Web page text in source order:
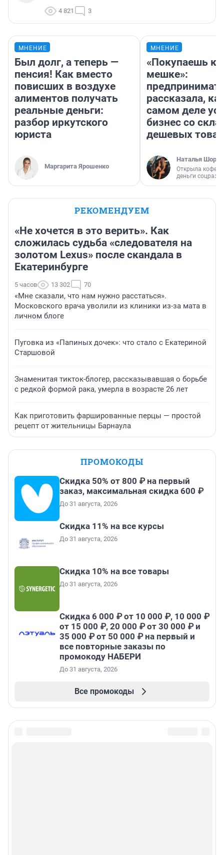
4 821 3
МНЕНИЕ
Был долг, а теперь —
пенсия! Как вместо
повисших в воздухе
алиментов получать
реальные деньги:
разбор иркутского
юриста
Маргарита Ярошенко
МНЕНИЕ
«Покупаешь
мешке»:
рассказала,
самом деле
бизнес со
дешевых
Наталья
Открыла
деньги
РЕКОМЕНДУЕМ
«Не хочется в это верить». Как
сложилась судьба «следователя на
золотом Lexus» после скандала в
Екатеринбурге
5 часов 13 302 70
«Мне сказали, что нам нужно расстаться».
Московского врача уволили из клиники из-за мата в
личном блоге
Пуговка из «Папиных дочек»: что стало с Екатериной
Старшовой
Знаменитая тикток-блогер, рассказывавшая о борьбе
с редкой формой рака, умерла в возрасте 26 лет
Как приготовить фаршированные перцы — простой
рецепт от жительницы Барнаула
ПРОМОКОДЫ
Скидка 50% от 800 ₽ на первый
заказ, максимальная скидка 600 ₽
До 31 августа, 2026
Скидка 11% на все курсы
До 31 августа, 2026
Скидка 10% на все товары
До 31 августа, 2026
Скидка 6 000 ₽ от 10 000 ₽, 10 000 ₽
от 15 000 ₽, 20 000 ₽ от 30 000 ₽ и
35 000 ₽ от 50 000 ₽ на первый и
все повторные заказы по
промокоду НАБЕРИ
До 31 августа, 2026
Все промокоды